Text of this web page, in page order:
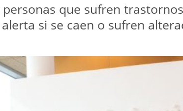
que sufren
si se caen o sufren